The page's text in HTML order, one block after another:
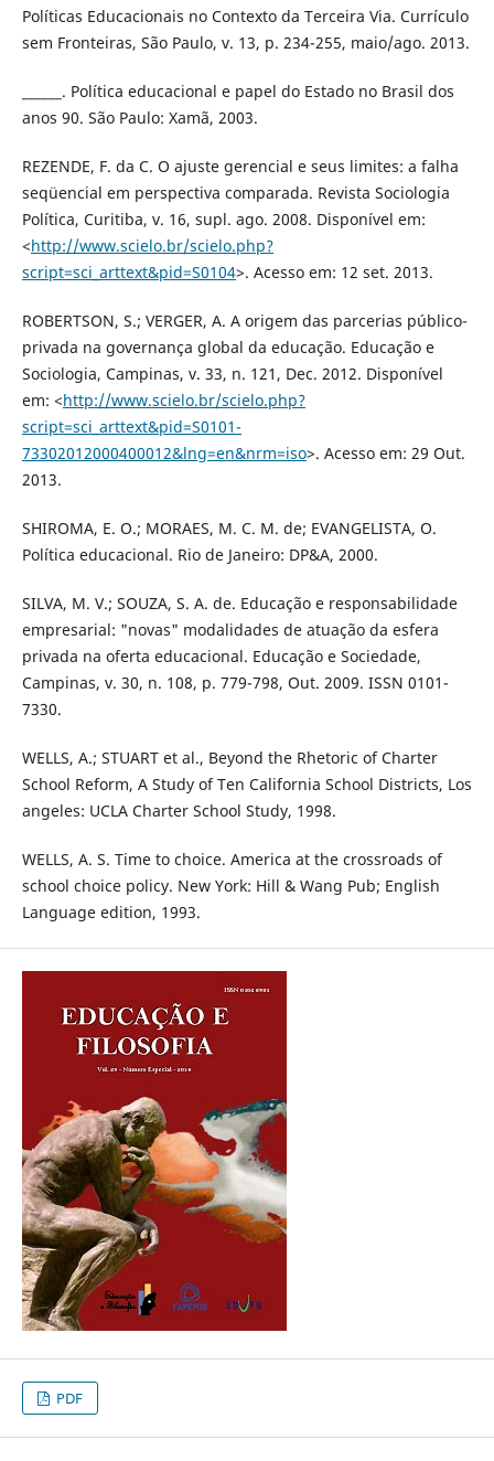
Políticas Educacionais no Contexto da Terceira Via. Currículo
sem Fronteiras, São Paulo, v. 13, p. 234-255, maio/ago. 2013.
______. Política educacional e papel do Estado no Brasil dos
anos 90. São Paulo: Xamã, 2003.
REZENDE, F. da C. O ajuste gerencial e seus limites: a falha
seqüencial em perspectiva comparada. Revista Sociologia
Política, Curitiba, v. 16, supl. ago. 2008. Disponível em:
<http://www.scielo.br/scielo.php?
script=sci_arttext&pid=S0104>. Acesso em: 12 set. 2013.
ROBERTSON, S.; VERGER, A. A origem das parcerias público-
privada na governança global da educação. Educação e
Sociologia, Campinas, v. 33, n. 121, Dec. 2012. Disponível
em: <http://www.scielo.br/scielo.php?
script=sci_arttext&pid=S0101-
73302012000400012&lng=en&nrm=iso>. Acesso em: 29 Out.
2013.
SHIROMA, E. O.; MORAES, M. C. M. de; EVANGELISTA, O.
Política educacional. Rio de Janeiro: DP&A, 2000.
SILVA, M. V.; SOUZA, S. A. de. Educação e responsabilidade
empresarial: "novas" modalidades de atuação da esfera
privada na oferta educacional. Educação e Sociedade,
Campinas, v. 30, n. 108, p. 779-798, Out. 2009. ISSN 0101-
7330.
WELLS, A.; STUART et al., Beyond the Rhetoric of Charter
School Reform, A Study of Ten California School Districts, Los
angeles: UCLA Charter School Study, 1998.
WELLS, A. S. Time to choice. America at the crossroads of
school choice policy. New York: Hill & Wang Pub; English
Language edition, 1993.
PDF